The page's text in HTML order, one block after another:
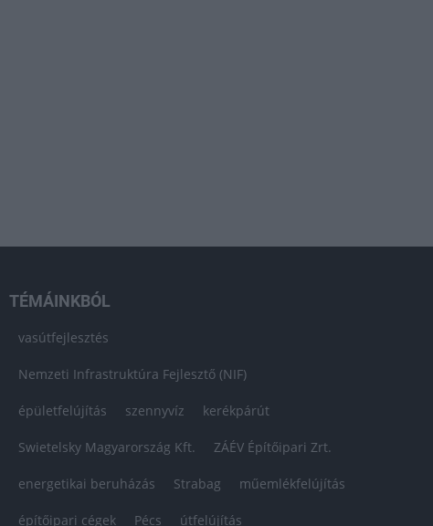
TÉMÁINKBÓL
vasútfejlesztés
Nemzeti Infrastruktúra Fejlesztő (NIF)
épületfelújítás szennyvíz kerékpárút
Swietelsky Magyarország Kft. ZÁÉV Építőipari Zrt.
energetikai beruházás Strabag műemlékfelújítás
építőipari cégek Pécs útfelújítás